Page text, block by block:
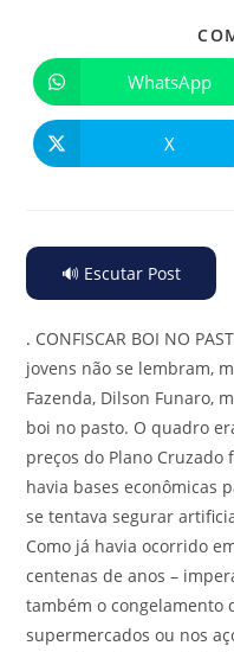
WhatsApp
X
🔊 Escutar Post
. CONFISCAR BOI NO
jovens não se lembram,
Fazenda, Dilson Funaro,
boi no pasto. O quadro
preços do Plano Cruzado
havia bases econômicas
se tentava segurar
Como já havia ocorrido
centenas de anos –
também o congelamento
supermercados ou nos